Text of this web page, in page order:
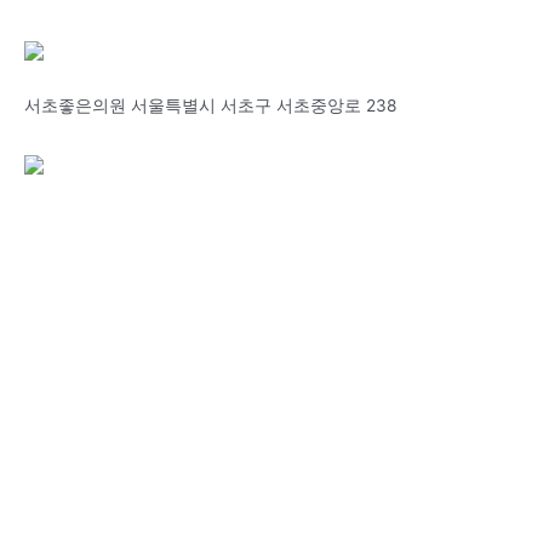
서초좋은의원 서울특별시 서초구 서초중앙로 238